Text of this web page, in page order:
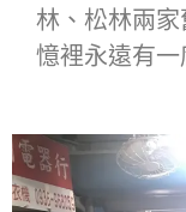
林、松林兩
憶裡永遠有一